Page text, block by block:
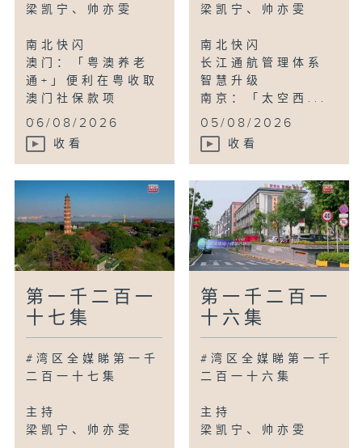
杭州：碧波戏水绿意沁心
梁凯宁、帅亦雯
南北快闪
澳门：「粤澳养老
通+」便利在粤收取
澳门社保款项
...
06/08/2026
收看
梁凯宁、帅亦雯
南北快闪
长江通航管理体系
智慧升级
南京：「太空西...
05/08/2026
收看
第一千二百一
十七集
#湾区全媒睇第一千
二百一十七集
主持
梁凯宁、帅亦雯
第一千二百一
十六集
#湾区全媒睇第一千
二百一十六集
主持
梁凯宁、帅亦雯